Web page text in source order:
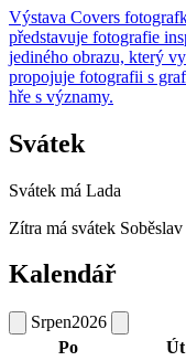
Výstava Covers
představuje fotografie
jediného obrazu, který
propojuje fotografii s
hře s významy.
Svátek
Svátek má Lada
Zítra má svátek Soběslav
Kalendář
Srpen2026
Po
Út